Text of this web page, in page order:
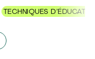
TECHNIQUES